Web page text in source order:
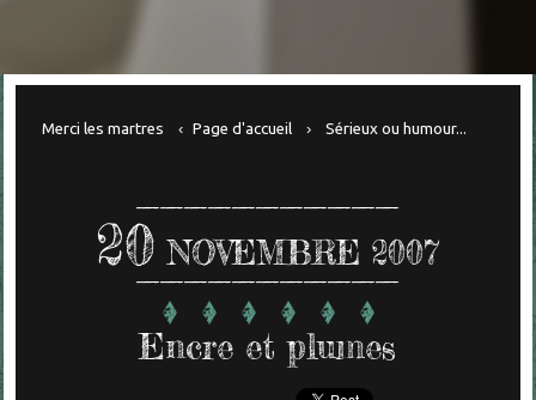
Merci les martres Page d'accueil Sérieux ou humour...
20 NOVEMBRE 2007
Encre et plumes